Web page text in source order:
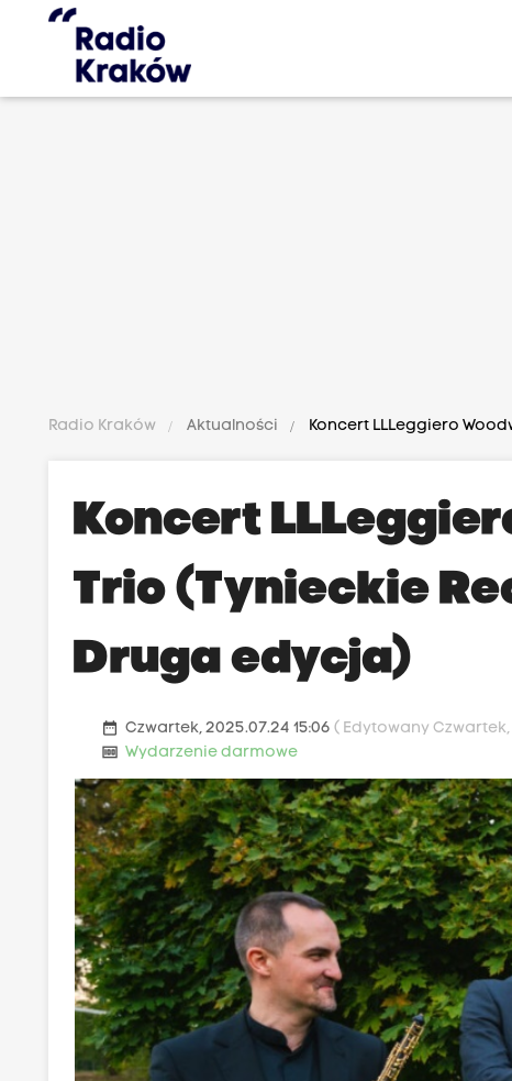
Radio Kraków Aktualności Koncert LLLeggiero
Koncert
Trio (Tynieckie
Druga edycja)
date_range Czwartek, 2025.07.24 15:06( Edytowany Czwartek,
money Wydarzenie darmowe